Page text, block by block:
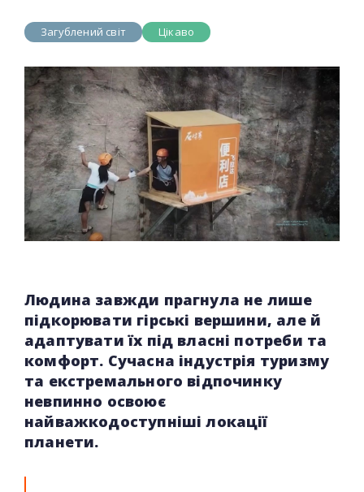
Загублений світ Цікаво
Людина завжди прагнула не лише
підкорювати гірські вершини, але й
адаптувати їх під власні потреби та
комфорт. Сучасна індустрія туризму
та екстремального відпочинку
невпинно освоює
найважкодоступніші локації
планети.